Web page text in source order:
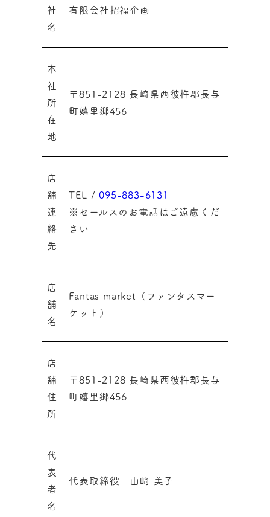
社
名
有限会社招福企画
本
社
所
在
地
〒851-2128 長崎県西彼杵郡長与
町嬉里郷456
店
舗
連
絡
先
TEL / 095-883-6131
※セールスのお電話はご遠慮くだ
さい
店
舗
名
Fantas market（ファンタスマー
ケット）
店
舗
住
所
〒851-2128 長崎県西彼杵郡長与
町嬉里郷456
代
表
者
名
代表取締役 山﨑 美子